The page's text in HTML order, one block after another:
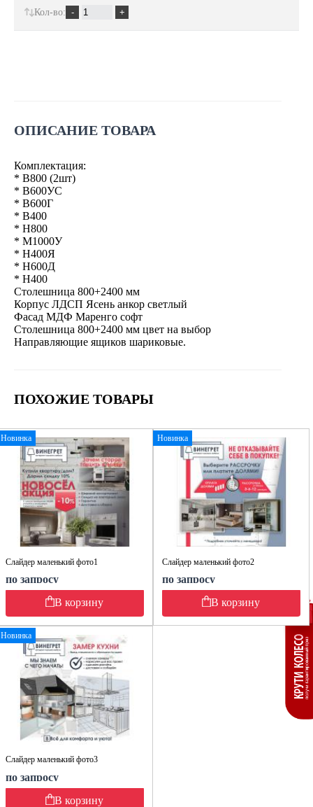
ОПИСАНИЕ ТОВАРА
Комплектация:
* В800 (2шт)
* В600УС
* В600Г
* В400
* Н800
* М1000У
* Н400Я
* Н600Д
* Н400
Столешница 800+2400 мм
Корпус ЛДСП Ясень анкор светлый
Фасад МДФ Маренго софт
Столешница 800+2400 мм цвет на выбор
Направляющие ящиков шариковые.
ПОХОЖИЕ ТОВАРЫ
Новинка
Слайдер маленький фото1
по запросу
В корзину
Новинка
Слайдер маленький фото2
по запросу
В корзину
Новинка
Слайдер маленький фото3
по запросу
В корзину
Кол-во: